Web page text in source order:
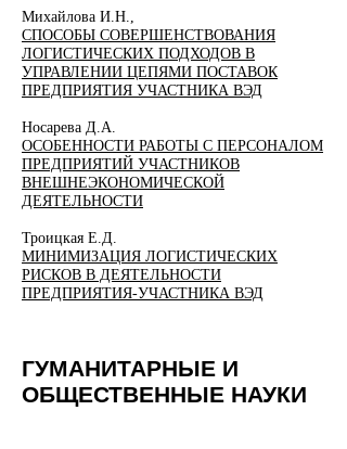
Михайлова И.Н.,
СПОСОБЫ СОВЕРШЕНСТВОВАНИЯ
ЛОГИСТИЧЕСКИХ ПОДХОДОВ В
УПРАВЛЕНИИ ЦЕПЯМИ ПОСТАВОК
ПРЕДПРИЯТИЯ УЧАСТНИКА ВЭД
Носарева Д.А.
ОСОБЕННОСТИ РАБОТЫ С ПЕРСОНАЛОМ
ПРЕДПРИЯТИЙ УЧАСТНИКОВ
ВНЕШНЕЭКОНОМИЧЕСКОЙ
ДЕЯТЕЛЬНОСТИ
Троицкая Е.Д.
МИНИМИЗАЦИЯ ЛОГИСТИЧЕСКИХ
РИСКОВ В ДЕЯТЕЛЬНОСТИ
ПРЕДПРИЯТИЯ-УЧАСТНИКА ВЭД
ГУМАНИТАРНЫЕ И
ОБЩЕСТВЕННЫЕ НАУКИ